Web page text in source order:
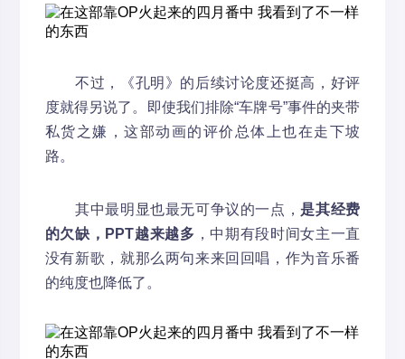
不过，《孔明》的后续讨论度还挺高，好评
度就得另说了。即使我们排除“车牌号”事件的夹带
私货之嫌，这部动画的评价总体上也在走下坡
路。
其中最明显也最无可争议的一点，是其经费
的欠缺，PPT越来越多 ，中期有段时间女主一直
没有新歌，就那么两句来来回回唱，作为音乐番
的纯度也降低了。